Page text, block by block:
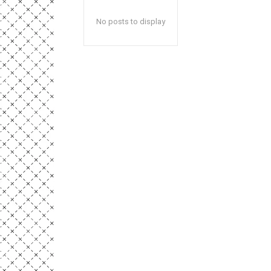
No posts to display